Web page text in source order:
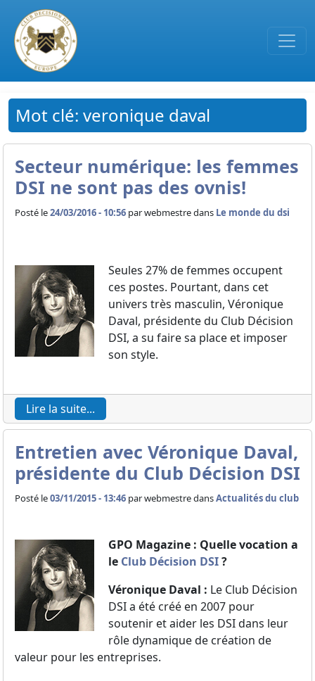
Passer au contenu principal
Mot clé: veronique daval
Secteur numérique: les femmes
DSI ne sont pas des ovnis!
Posté le24/03/2016 - 10:56 parwebmestre dans Le monde du dsi
Seules 27% de femmes occupent
ces postes. Pourtant, dans cet
univers très masculin, Véronique
Daval, présidente du Club Décision
DSI, a su faire sa place et imposer
son style.
Lire la suite...
Entretien avec Véronique Daval,
présidente du Club Décision DSI
Posté le03/11/2015 - 13:46 parwebmestre dansActualités du club
GPO Magazine : Quelle vocation a
le Club Décision DSI?
Véronique Daval : Le Club Décision
DSI a été créé en 2007 pour
soutenir et aider les DSI dans leur
rôle dynamique de création de
valeur pour les entreprises.